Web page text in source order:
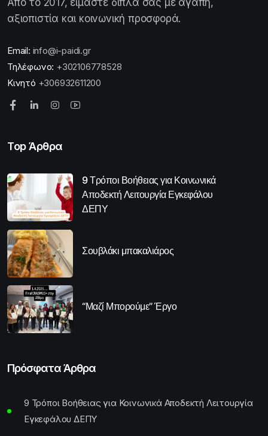
Από το 2017, είμαστε δίπλα σας με αγάπη,
αξιοπιστία και κοινωνική προσφορά.
Email: info@i-paidi.gr
Τηλέφωνο: +302106778528
Κινητό +306932611200
Top Άρθρα
9 Τρόποι Βοήθειας για Κοινωνικά
Αποδεκτή Λειτουργία Εγκεφάλου
ΔΕΠΥ
Σουβλάκι μπακαλιάρος
“Μαζί Μπορούμε” Έργο
Πρόσφατα Άρθρα
9 Τρόποι Βοήθειας για Κοινωνικά Αποδεκτή Λειτουργία
Εγκεφάλου ΔΕΠΥ